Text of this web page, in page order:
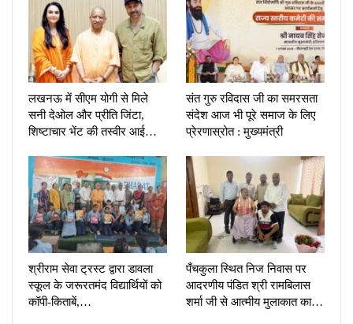
लखनऊ में सीएम योगी से मिले
सनी देओल और प्रीति जिंटा,
शिष्टाचार भेंट की तस्वीर आई…
संत गुरु रविदास जी का समरसता
संदेश आज भी पूरे समाज के लिए
प्रेरणास्रोत : मुख्यमंत्री
श्रीराम सेवा ट्रस्ट द्वारा डावला
स्कूल के जरूरतमंद विद्यार्थियों को
कॉपी-किताबें,…
पँचकुला स्थित निज निवास पर
आदरणीय पंडित श्री रामबिलास
शर्मा जी से आत्मीय मुलाकात का…